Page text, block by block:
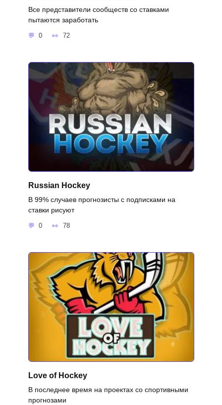
Все представители сообществ со ставками
пытаются заработать
0 72
Russian Hockey
В 99% случаев прогнозисты с подписками на
ставки рисуют
0 78
Love of Hockey
В последнее время на проектах со спортивными
прогнозами